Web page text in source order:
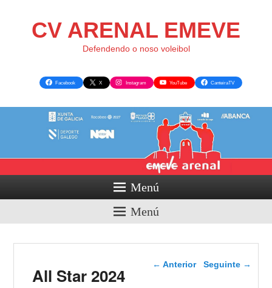
CV ARENAL EMEVE
Defendendo o noso voleibol
Facebook X Instagram YouTube CanteiraTV
Menú
Menú
Navegador de artigos
← Anterior Seguinte →
All Star 2024